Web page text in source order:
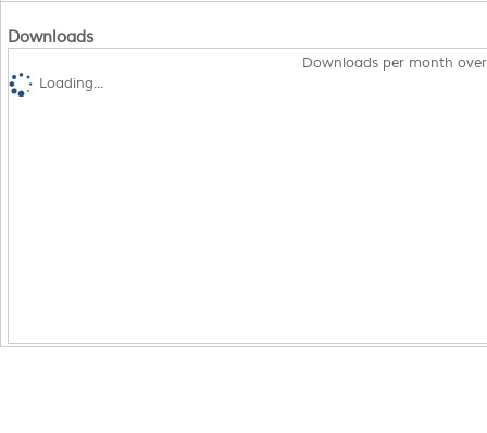
Downloads
Downloads per month
Loading...